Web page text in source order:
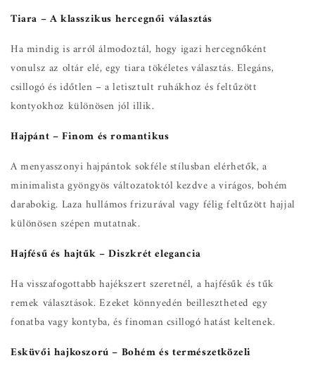
Tiara – A klasszikus hercegnői választás
Ha mindig is arról álmodoztál, hogy igazi hercegnőként
vonulsz az oltár elé, egy tiara tökéletes választás. Elegáns,
csillogó és időtlen – a letisztult ruhákhoz és feltűzött
kontyokhoz különösen jól illik.
Hajpánt – Finom és romantikus
A menyasszonyi hajpántok sokféle stílusban elérhetők, a
minimalista gyöngyös változatoktól kezdve a virágos, bohém
darabokig. Laza hullámos frizurával vagy félig feltűzött hajjal
különösen szépen mutatnak.
Hajfésű és hajtűk – Diszkrét elegancia
Ha visszafogottabb hajékszert szeretnél, a hajfésűk és tűk
remek választások. Ezeket könnyedén beillesztheted egy
fonatba vagy kontyba, és finoman csillogó hatást keltenek.
Esküvői hajkoszorú – Bohém és természetközeli